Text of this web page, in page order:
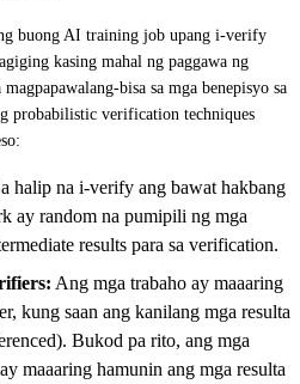
buong AI training job upang i-verify
kasing mahal ng paggawa ng
bisa sa mga benepisyo sa
probabilistic verification techniques
halip na i-verify ang bawat hakbang
ay random na pumipili ng mga
results para sa verification.
Ang mga trabaho ay maaaring
kung saan ang kanilang mga resulta
Bukod pa rito, ang mga
maaaring hamunin ang mga resulta